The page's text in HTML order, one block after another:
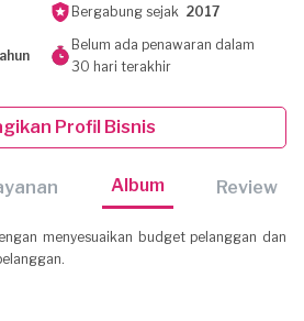
Bergabung sejak 2017
Belum ada penawaran dalam
30 hari terakhir
Profil Bisnis
Album Review
menyesuaikan budget pelanggan dan